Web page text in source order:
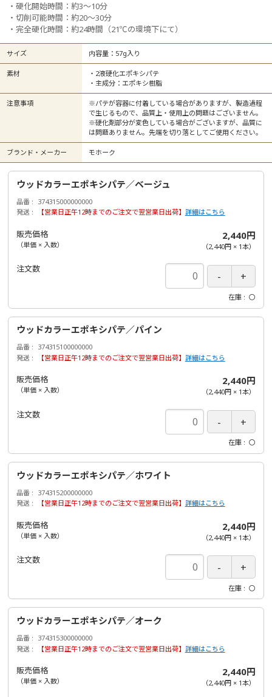
・硬化開始時間：約3～10分
・切削可能時間：約20～30分
・完全硬化時間：約24時間（21℃の環境下にて）
サイズ 内容量：57g入り
素材
・2液硬化エポキシパテ
・主成分：エポキシ樹脂
注意事項
※パテが容器に付着している場合がありますが、製造過程
で生じるもので、品質上・使用上の問題はございません。
※硬化剤部分が変色している場合がございますが、品質に
は問題ありません。先端を切り落としてご使用ください。
ブランド・メーカー モホーク
ウッドカラーエポキシパテ／ベージュ
品番
374315000000000
発送
【営業日正午12時までのご注文で翌営業日出荷】 詳細はこちら
販売価格
（単価 × 入数）
2,440円
（2,440円× 1本）
注文数
在庫 〇
ウッドカラーエポキシパテ／パイン
品番
374315100000000
発送
【営業日正午12時までのご注文で翌営業日出荷】 詳細はこちら
販売価格
（単価 × 入数）
2,440円
（2,440円× 1本）
注文数
在庫 〇
ウッドカラーエポキシパテ／ホワイト
品番
374315200000000
発送
【営業日正午12時までのご注文で翌営業日出荷】 詳細はこちら
販売価格
（単価 × 入数）
2,440円
（2,440円× 1本）
注文数
在庫 〇
ウッドカラーエポキシパテ／オーク
品番
374315300000000
発送
【営業日正午12時までのご注文で翌営業日出荷】 詳細はこちら
販売価格
（単価 × 入数）
2,440円
（2,440円× 1本）